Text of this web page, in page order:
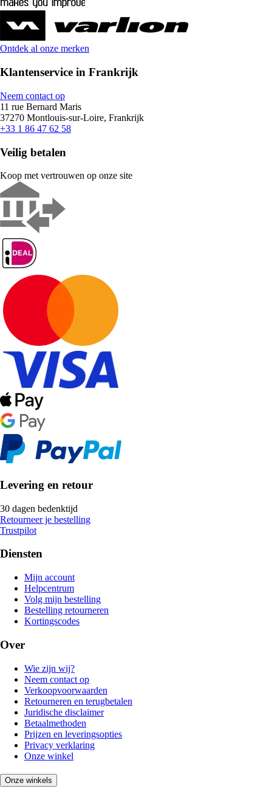
Ontdek al onze merken
Klantenservice in Frankrijk
Neem contact op
11 rue Bernard Maris
37270 Montlouis-sur-Loire, Frankrijk
+33 1 86 47 62 58
Veilig betalen
Koop met vertrouwen op onze site
Levering en retour
30 dagen bedenktijd
Retourneer je bestelling
Trustpilot
Diensten
Mijn account
Helpcentrum
Volg mijn bestelling
Bestelling retourneren
Kortingscodes
Over
Wie zijn wij?
Neem contact op
Verkoopvoorwaarden
Retourneren en terugbetalen
Juridische disclaimer
Betaalmethoden
Prijzen en leveringsopties
Privacy verklaring
Onze winkel
Onze winkels